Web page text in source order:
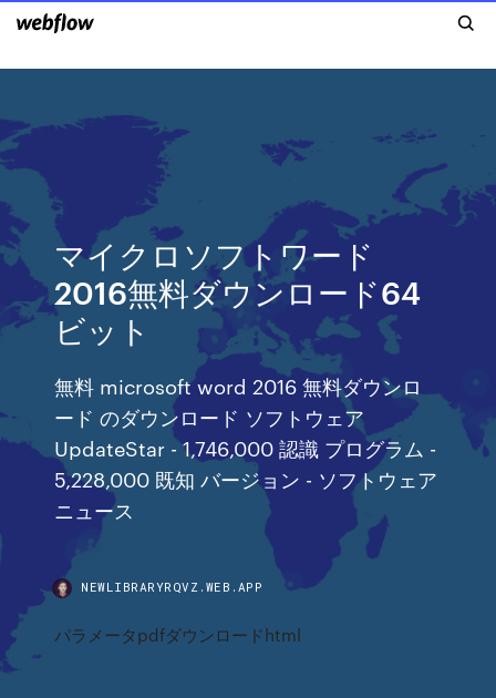
マイクロソフトワード
2016無料ダウンロード64
ビット
無料 microsoft word 2016 無料ダウンロ
ード のダウンロード ソフトウェア
UpdateStar - 1,746,000 認識 プログラム -
5,228,000 既知 バージョン - ソフトウェア
ニュース
NEWLIBRARYRQVZ.WEB.APP
パラメータpdfダウンロードhtml